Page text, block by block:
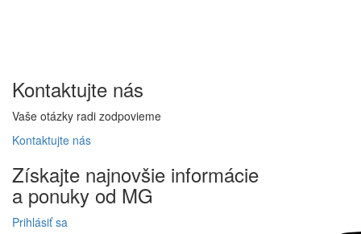
Kontaktujte nás
Vaše otázky radi zodpovieme
Kontaktujte nás
Získajte najnovšie informácie
a ponuky od MG
Prihlásiť sa